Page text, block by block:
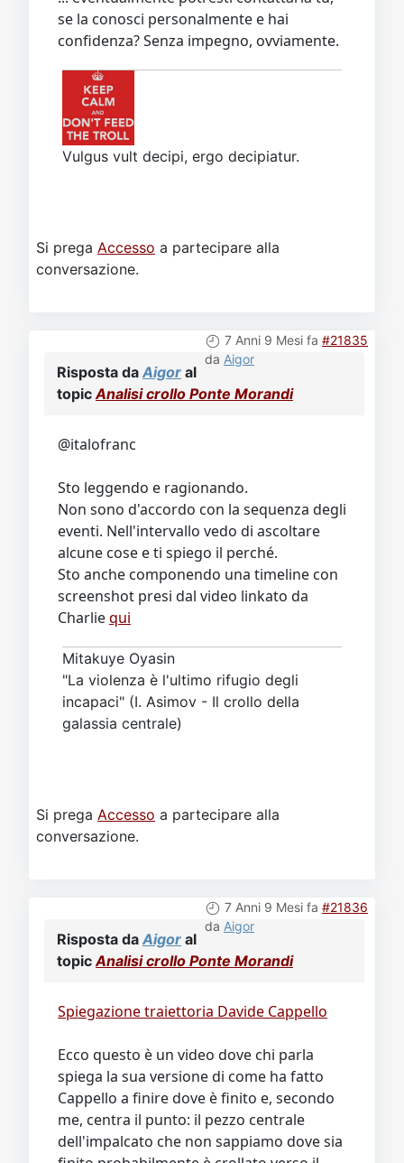
se la conosci personalmente e hai
confidenza? Senza impegno, ovviamente.
Vulgus vult decipi, ergo decipiatur.
Si prega Accesso a partecipare alla
conversazione.
7 Anni 9 Mesi fa #21835
da Aigor
Risposta da Aigor al
topicAnalisi crollo Ponte Morandi
@italofranc
Sto leggendo e ragionando.
Non sono d'accordo con la sequenza degli
eventi. Nell'intervallo vedo di ascoltare
alcune cose e ti spiego il perché.
Sto anche componendo una timeline con
screenshot presi dal video linkato da
Charliequi
Mitakuye Oyasin
"La violenza è l'ultimo rifugio degli
incapaci" (I. Asimov - Il crollo della
galassia centrale)
Si prega Accesso a partecipare alla
conversazione.
7 Anni 9 Mesi fa #21836
da Aigor
Risposta da Aigor al
topicAnalisi crollo Ponte Morandi
Spiegazione traiettoria Davide Cappello
Ecco questo è un video dove chi parla
spiega la sua versione di come ha fatto
Cappello a finire dove è finito e, secondo
me, centra il punto: il pezzo centrale
dell'impalcato che non sappiamo dove sia